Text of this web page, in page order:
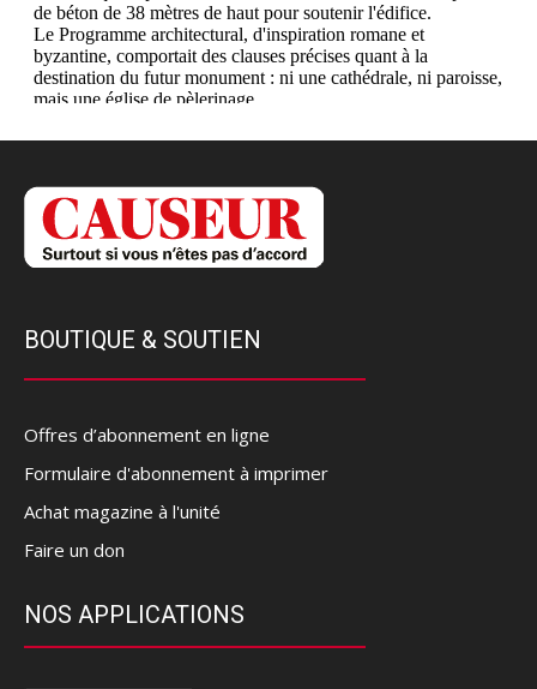
BOUTIQUE & SOUTIEN
Offres d’abonnement en ligne
Formulaire d'abonnement à imprimer
Achat magazine à l'unité
Faire un don
NOS APPLICATIONS